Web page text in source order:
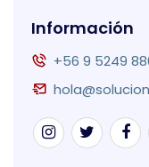
Información
+56 9 5249